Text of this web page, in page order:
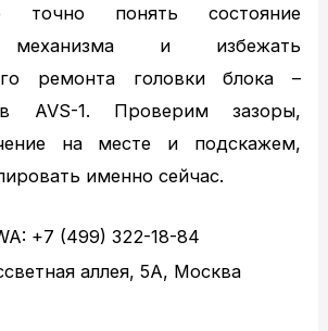
точно понять состояние
механизма и избежать
ремонта головки блока –
AVS-1. Проверим зазоры,
на месте и подскажем,
именно сейчас.
+7 (499) 322-18-84
аллея, 5А, Москва